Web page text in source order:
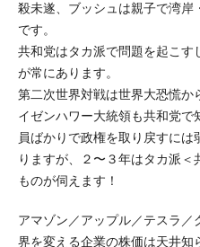
殺未遂、ブッシュは親子で湾
です。
共和党はタカ派で問題を起こ
が常にあります。
第二次世界対戦は世界大恐慌か
イゼンハワー大統領も共和党
員ばかりで政権を取り戻すに
りますが、２〜３年はタカ派
ものが伺えます！
アマゾン／アップル／テスラ
界を変える企業の株価は天井知